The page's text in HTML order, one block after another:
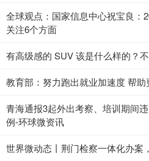
全球观点：国家信息中心祝宝良：
关注6个方面
有高级感的 SUV 该是什么样的？
教育部：努力跑出就业加速度 帮
青海通报3起外出考察、培训期间
例-环球微资讯
世界微动态丨荆门检察一体化办案